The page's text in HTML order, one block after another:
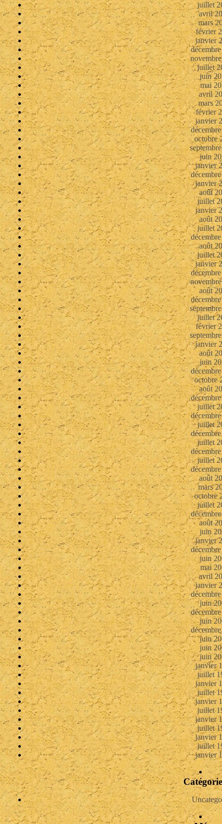
juillet
avril
mars
février
janvier
juillet
juin
mai
avril
mars
février
janvier
octobre
juin
janvier
janvier
août
juillet
janvier
août
juillet
août
juillet
janvier
août
juillet
février
janvier
août
juin
octobre
août
juillet
juillet
juillet
juillet
août
mars
octobre
juillet
août
juin
janvier
juin
mai
avril
janvier
juin
juin
juin
juin
juin
janvier
juillet
janvier
juillet
janvier
juillet
janvier
juillet
janvier
juillet
janvier